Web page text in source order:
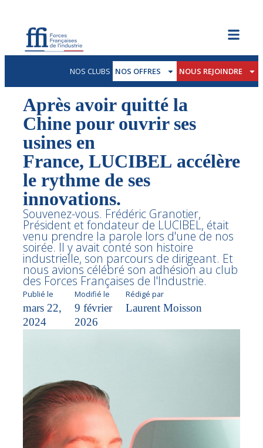
NOS CLUBS NOS OFFRES NOUS REJOINDRE
Après avoir quitté la
Chine pour ouvrir ses
usines en
France, LUCIBEL accélère
le rythme de ses
innovations.
Souvenez-vous. Frédéric Granotier,
Président et fondateur de LUCIBEL, était
venu prendre la parole lors d'une de nos
soirée. Il y avait conté son histoire
industrielle, son parcours de dirigeant. Et
nous avions célébré son adhésion au club
des Forces Françaises de l'Industrie.
Publié le
mars 22,
2024
Modifié le
9 février
2026
Rédigé par
Laurent Moisson